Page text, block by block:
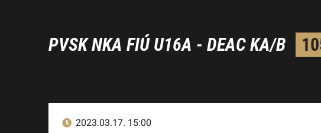
Nyári Táboraink
PVSK NKA FIÚ U16A - DEAC KA/B
2023.03.17. 15:00